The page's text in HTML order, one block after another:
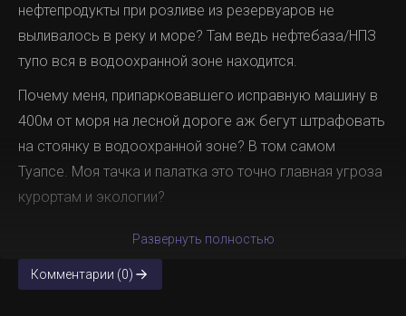
нефтепродукты при розливе из резервуаров не
выливалось в реку и море? Там ведь нефтебаза/НПЗ
тупо вся в водоохранной зоне находится.
Почему меня, припарковавшего исправную машину в
400м от моря на лесной дороге аж бегут штрафовать
на стоянку в водоохранной зоне? В том самом
Туапсе. Моя тачка и палатка это точно главная угроза
курортам и экологии?
Развернуть полностью
Комментарии (0)